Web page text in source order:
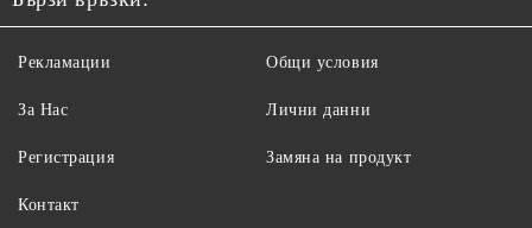
Рекламации
За Нас
Регистрация
Контакт
Общи условия
Лични данни
Замяна на продукт